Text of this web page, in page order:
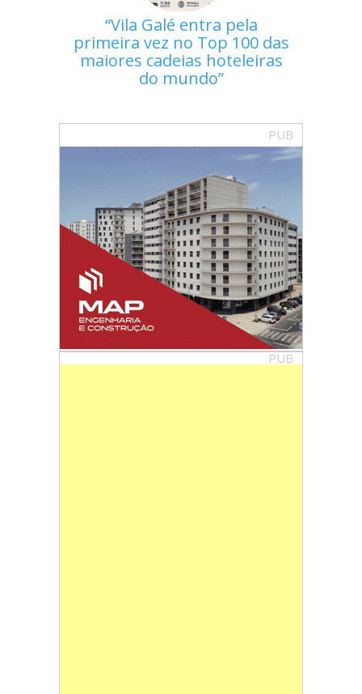
Vila Galé entra pela
primeira vez no Top 100 das
maiores cadeias hoteleiras
do mundo
PUB
PUB